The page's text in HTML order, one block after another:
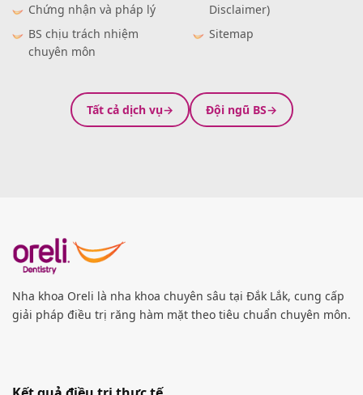
Chứng nhận và pháp lý
BS chịu trách nhiệm
chuyên môn
Disclaimer)
Sitemap
Tất cả dịch vụ Đội ngũ BS
Nha khoa Oreli là nha khoa chuyên sâu tại Đắk Lắk, cung cấp
giải pháp điều trị răng hàm mặt theo tiêu chuẩn chuyên môn.